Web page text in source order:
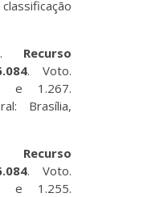
Recurso
. Voto.
e 1.267.
Brasília,
Recurso
. Voto.
e 1.255.